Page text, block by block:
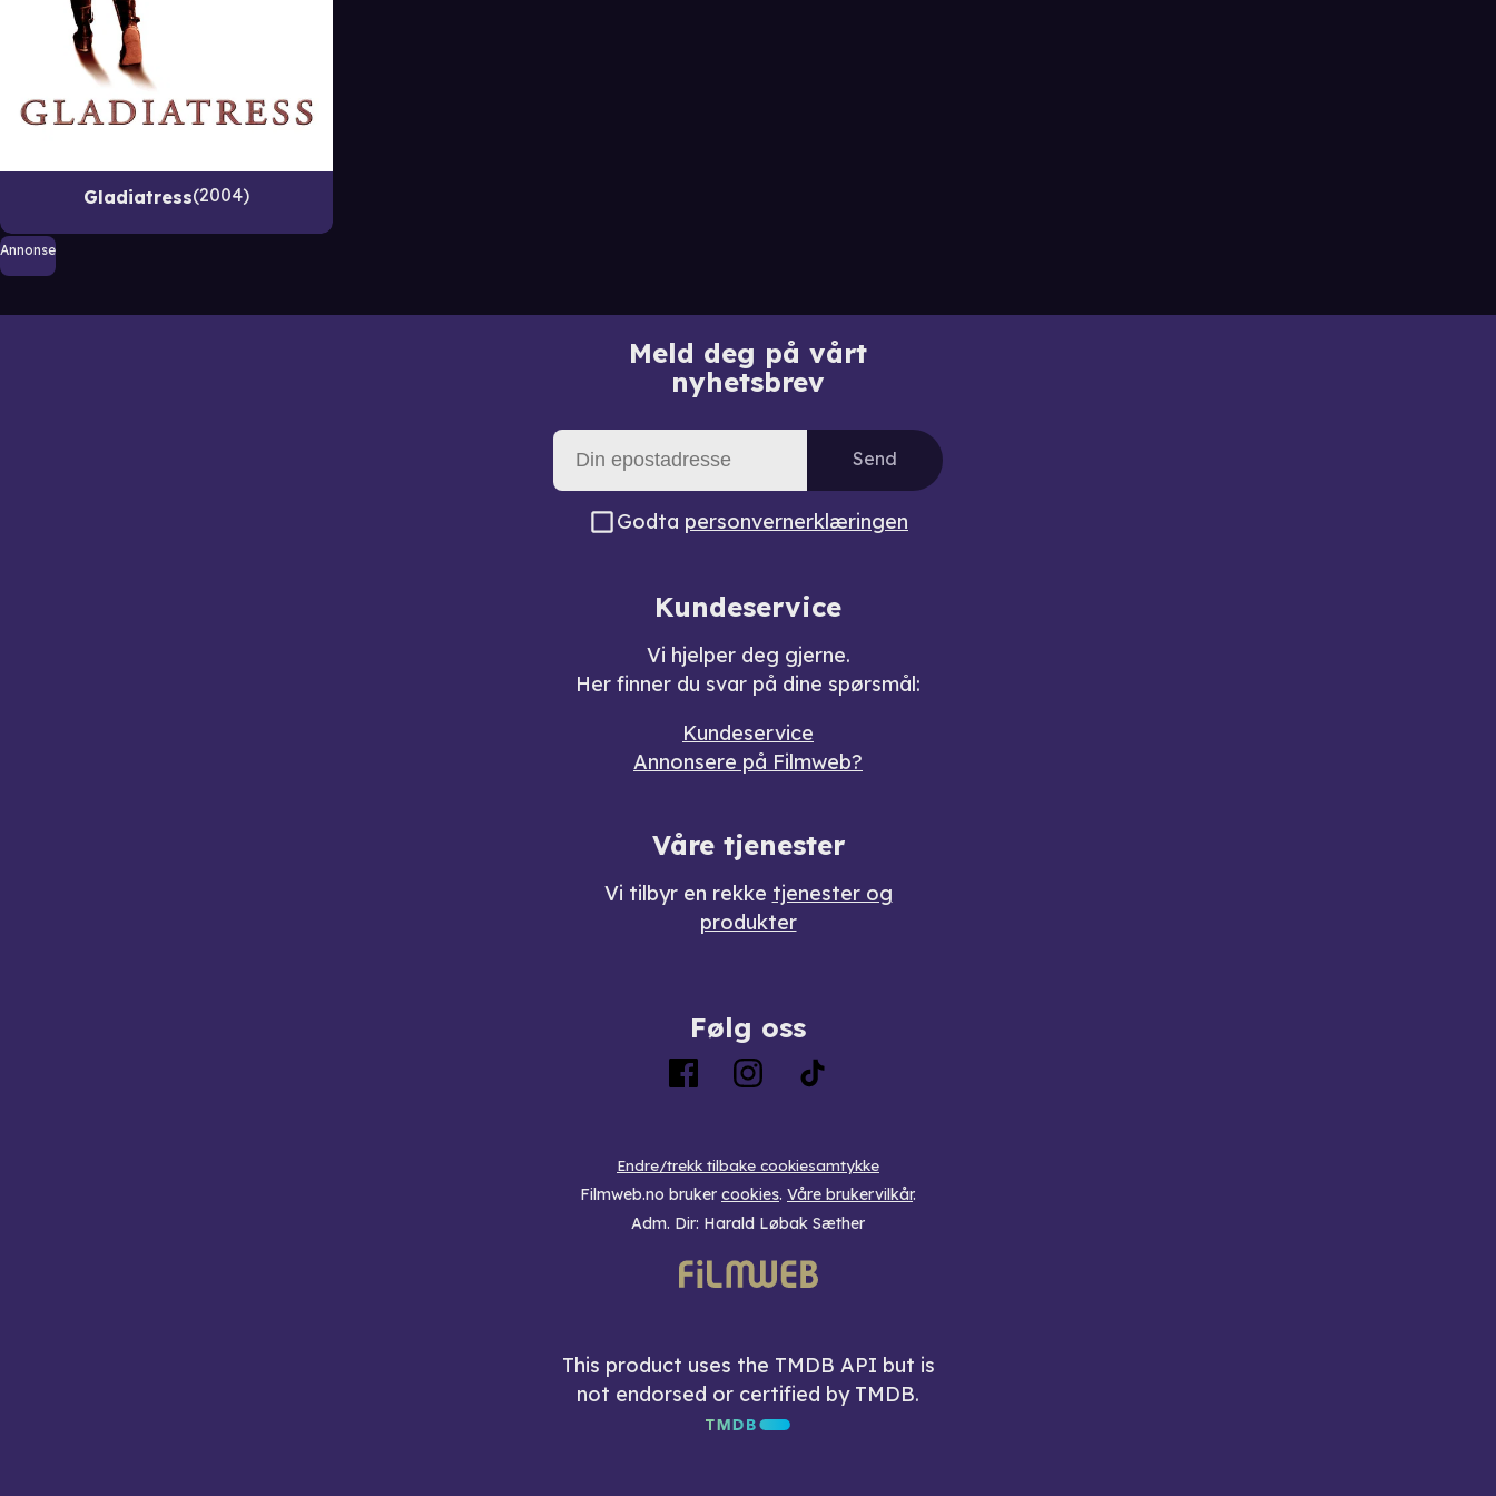
Gladiatress 2004
Annonse
Meld deg på vårt
nyhetsbrev
Send
Godta personvernerklæringen
Kundeservice
Vi hjelper deg gjerne.
Her finner du svar på dine spørsmål:
Kundeservice
Annonsere på Filmweb?
Våre tjenester
Vi tilbyr en rekke tjenester og
produkter
Følg oss
Endre/trekk tilbake cookiesamtykke
Filmweb.no bruker cookies. Våre brukervilkår.
Adm. Dir: Harald Løbak Sæther
This product uses the TMDB API but is
not endorsed or certified by TMDB.